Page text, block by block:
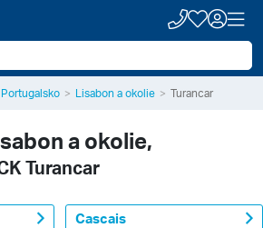
Portugalsko Lisabon a okolie Turancar
a okolie,
Turancar
Cascais